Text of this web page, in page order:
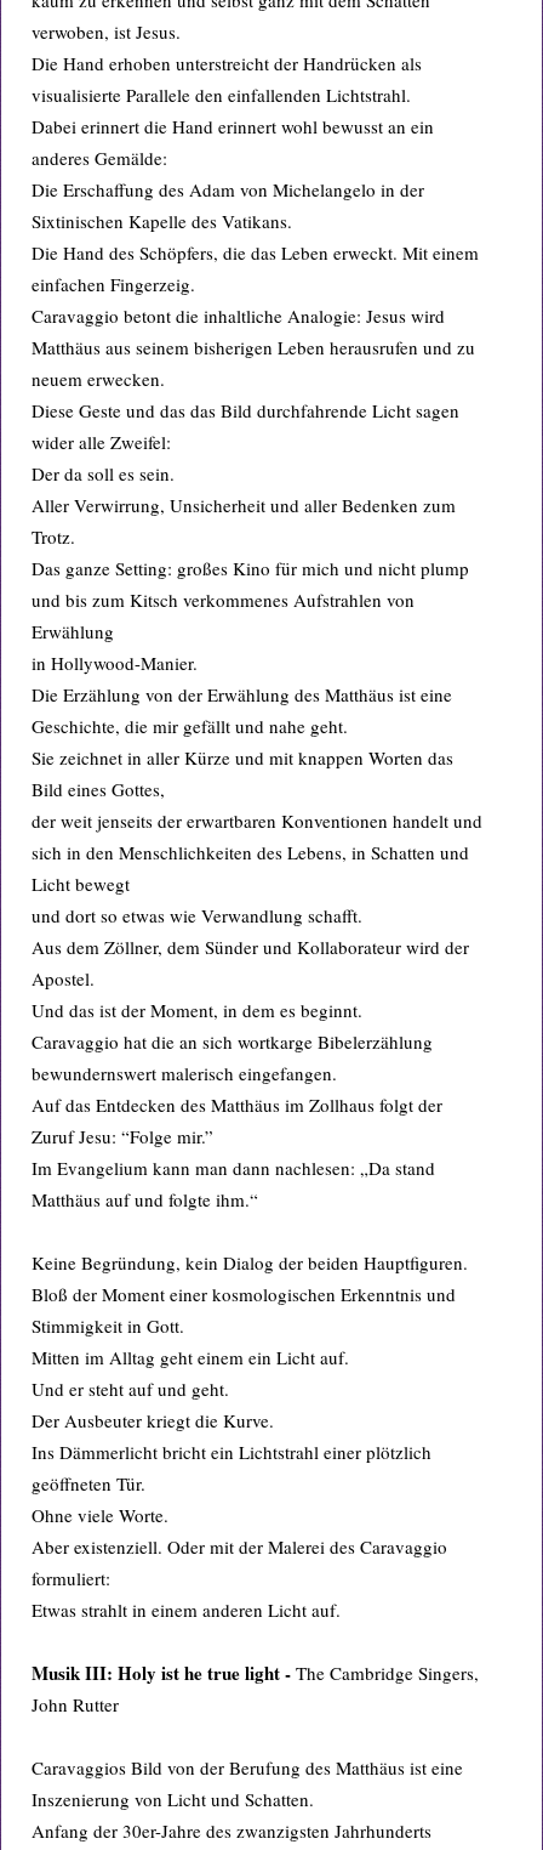
verwoben, ist Jesus.
Die Hand erhoben unterstreicht der Handrücken als
visualisierte Parallele den einfallenden Lichtstrahl.
Dabei erinnert die Hand erinnert wohl bewusst an ein
anderes Gemälde:
Die Erschaffung des Adam von Michelangelo in der
Sixtinischen Kapelle des Vatikans.
Die Hand des Schöpfers, die das Leben erweckt. Mit einem
einfachen Fingerzeig.
Caravaggio betont die inhaltliche Analogie: Jesus wird
Matthäus aus seinem bisherigen Leben herausrufen und zu
neuem erwecken.
Diese Geste und das das Bild durchfahrende Licht sagen
wider alle Zweifel:
Der da soll es sein.
Aller Verwirrung, Unsicherheit und aller Bedenken zum
Trotz.
Das ganze Setting: großes Kino für mich und nicht plump
und bis zum Kitsch verkommenes Aufstrahlen von
Erwählung
in Hollywood-Manier.
Die Erzählung von der Erwählung des Matthäus ist eine
Geschichte, die mir gefällt und nahe geht.
Sie zeichnet in aller Kürze und mit knappen Worten das
Bild eines Gottes,
der weit jenseits der erwartbaren Konventionen handelt und
sich in den Menschlichkeiten des Lebens, in Schatten und
Licht bewegt
und dort so etwas wie Verwandlung schafft.
Aus dem Zöllner, dem Sünder und Kollaborateur wird der
Apostel.
Und das ist der Moment, in dem es beginnt.
Caravaggio hat die an sich wortkarge Bibelerzählung
bewundernswert malerisch eingefangen.
Auf das Entdecken des Matthäus im Zollhaus folgt der
Zuruf Jesu: “Folge mir.”
Im Evangelium kann man dann nachlesen: „Da stand
Matthäus auf und folgte ihm.“
Keine Begründung, kein Dialog der beiden Hauptfiguren.
Bloß der Moment einer kosmologischen Erkenntnis und
Stimmigkeit in Gott.
Mitten im Alltag geht einem ein Licht auf.
Und er steht auf und geht.
Der Ausbeuter kriegt die Kurve.
Ins Dämmerlicht bricht ein Lichtstrahl einer plötzlich
geöffneten Tür.
Ohne viele Worte.
Aber existenziell. Oder mit der Malerei des Caravaggio
formuliert:
Etwas strahlt in einem anderen Licht auf.
Musik III: Holy ist he true light - The Cambridge Singers,
John Rutter
Caravaggios Bild von der Berufung des Matthäus ist eine
Inszenierung von Licht und Schatten.
Anfang der 30er-Jahre des zwanzigsten Jahrhunderts